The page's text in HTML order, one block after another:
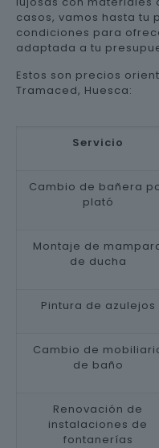
casos, vamos hasta tu
condiciones para
adaptada a tu
Estos son precios
Tramaced, Huesca:
Servicio
Cambio de bañera
plató
Montaje de
de ducha
Pintura de azulejos
Cambio de
de baño
Renovación de
instalaciones de
fontanerías